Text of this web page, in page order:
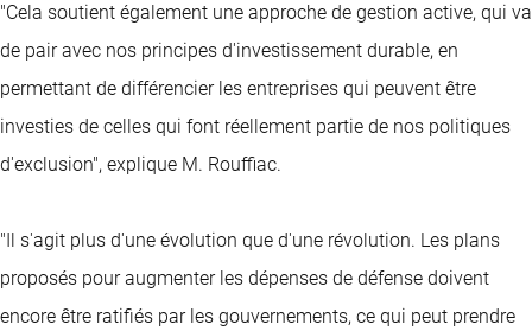
"Cela soutient également une approche de gestion active, qui va
de pair avec nos principes d'investissement durable, en
permettant de différencier les entreprises qui peuvent être
investies de celles qui font réellement partie de nos politiques
d'exclusion", explique M. Rouffiac.
"Il s'agit plus d'une évolution que d'une révolution. Les plans
proposés pour augmenter les dépenses de défense doivent
encore être ratifiés par les gouvernements, ce qui peut prendre